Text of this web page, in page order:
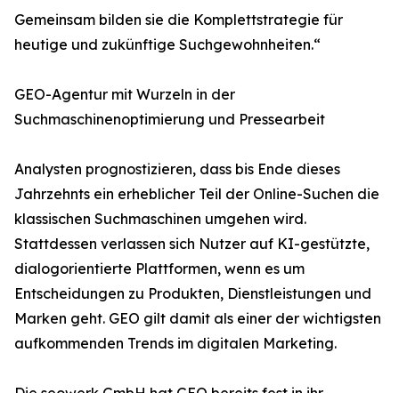
Gemeinsam bilden sie die Komplettstrategie für
heutige und zukünftige Suchgewohnheiten.“
GEO-Agentur mit Wurzeln in der
Suchmaschinenoptimierung und Pressearbeit
Analysten prognostizieren, dass bis Ende dieses
Jahrzehnts ein erheblicher Teil der Online-Suchen die
klassischen Suchmaschinen umgehen wird.
Stattdessen verlassen sich Nutzer auf KI-gestützte,
dialogorientierte Plattformen, wenn es um
Entscheidungen zu Produkten, Dienstleistungen und
Marken geht. GEO gilt damit als einer der wichtigsten
aufkommenden Trends im digitalen Marketing.